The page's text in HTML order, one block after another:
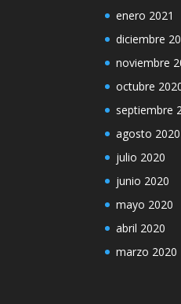
enero 2021
diciembre
noviembre
octubre
septiembre
agosto 2020
julio 2020
junio 2020
mayo 2020
abril 2020
marzo 2020